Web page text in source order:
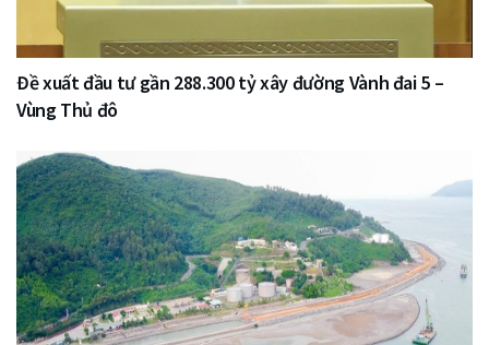
Đề xuất đầu tư gần 288.300 tỷ xây đường Vành đai 5 –
Vùng Thủ đô